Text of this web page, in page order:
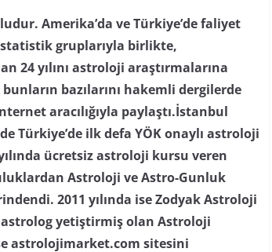
Amerika’da ve Türkiye’de faliyet
gruplarıyla birlikte,
24 yılını astroloji araştırmalarına
bazılarını hakemli dergilerde
aracılığıyla paylaştı.İstanbul
Türkiye’de ilk defa YÖK onaylı astroloji
ücretsiz astroloji kursu veren
Astroloji ve Astro-Gunluk
2011 yılında ise Zodyak Astroloji
yetiştirmiş olan Astroloji
astrolojimarket.com sitesini